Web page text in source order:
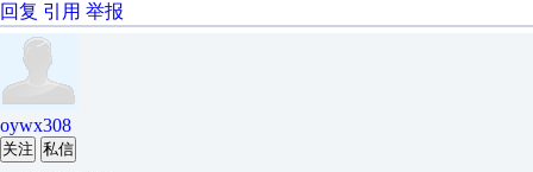
回复 引用 举报
oywx308
关注 私信